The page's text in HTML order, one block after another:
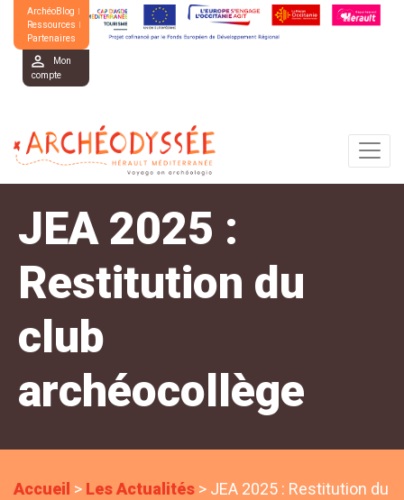
ArchéoBlog
Ressources
Partenaires
Mon
compte
JEA 2025 :
Restitution du
club
archéocollège
Accueil > Les Actualités > JEA 2025 : Restitution du